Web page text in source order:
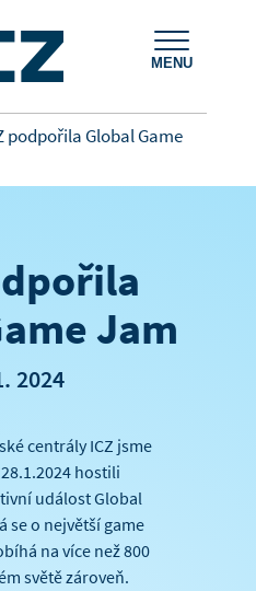
MENU
podpořila Global Game
Jam
2024
centrály ICZ jsme
hostili
událost Global
se o největší game
na více než 800
světě zároveň.